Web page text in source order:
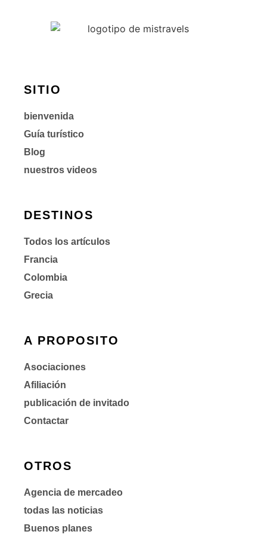
SITIO
bienvenida
Guía turístico
Blog
nuestros videos
DESTINOS
Todos los artículos
Francia
Colombia
Grecia
A PROPOSITO
Asociaciones
Afiliación
publicación de invitado
Contactar
OTROS
Agencia de mercadeo
todas las noticias
Buenos planes